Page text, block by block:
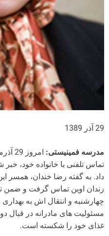
29 آذر 1389
مدرسه فمینیستی:
تماس تلفنی با خانواده خود،
داد. به گفته رضا خندان، همسر
زندان اوین تماس گرفت و ضمن
چهارشنبه و انتقال اش به
مسئولیت های مادرانه در قبال
غذای خود را شکسته است.